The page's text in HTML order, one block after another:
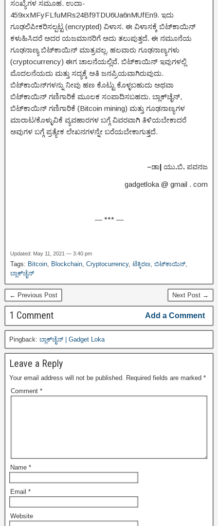
ಸಂಖ್ಯೆಗಳ ಸಮೂಹ. ಉದಾ-
459xxMFyFLfuMRs24Bf9TDU6Ua6nMUfEn9. ಇದು
ಗೂಢಲಿಪೀಕರಿಸಲ್ಪಟ್ಟ (encrypted) ವಿಳಾಸ. ಈ ವಿಳಾಸಕ್ಕೆ ಬಿಟ್‌ಕಾಯಿನ್
ಕಳುಹಿಸಿದರೆ ಅದರ ಯಜಮಾನರಿಗೆ ಅದು ತಲುಪುತ್ತದೆ. ಈ ನಮೂನೆಯ
ಗೂಢನಾಣ್ಯ ಬಿಟ್‌ಕಾಯಿನ್ ಮಾತ್ರವಲ್ಲ. ಹಲವಾರು ಗೂಢನಾಣ್ಯಗಳು
(cryptocurrency) ಈಗ ಚಾಲನೆಯಲ್ಲಿವೆ. ಬಿಟ್‌ಕಾಯಿನ್ ಇವುಗಳಲ್ಲಿ
ಮೊದಲನೆಯದು ಮತ್ತು ಸದ್ಯಕ್ಕೆ ಅತಿ ಜನಪ್ರಿಯವಾಗಿರುವುದು.
ಬಿಟ್‌ಕಾಯಿನ್‌ಗಳನ್ನು ನೀವು ಹಣ ಕೊಟ್ಟು ಕೊಳ್ಳಬಹುದು ಅಥವಾ
ಬಿಟ್‌ಕಾಯಿನ್ ಗಣಿಗಾರಿಕೆ ಮೂಲಕ ಸಂಪಾದಿಸಬಹದು. ಬ್ಲಾಕ್‌ಚೈನ್,
ಬಿಟ್‌ಕಾಯಿನ್ ಗಣಿಗಾರಿಕೆ (Bitcoin mining) ಮತ್ತು ಗೂಢನಾಣ್ಯಗಳ
ಮಾರಾಟ/ಕೊಳ್ಳುವಿಕೆ ವ್ಯವಹಾರಗಳ ಬಗ್ಗೆ ವಿವರವಾಗಿ ತಿಳಿಯಬೇಕಾದರೆ
ಅವುಗಳ ಬಗ್ಗೆ ಪ್ರತ್ಯೇಕ ಲೇಖನಗಳನ್ನೇ ಬರೆಯಬೇಕಾಗುತ್ತದೆ.
–ಡಾ| ಯು.ಬಿ. ಪವನಜ
gadgetloka @ gmail . com
— *** —
Updated: May 11, 2021 — 3:40 pm
Tags: Bitcoin, Blockchain, Cryptocurrency, ಟೆಕ್ಕಿರಣ, ಬಿಟ್‌ಕಾಯಿನ್,
ಬ್ಲಾಕ್‌ಚೈನ್
← Previous Post Next Post →
1 Comment Add a Comment
Pingback: ಬ್ಲಾಕ್‌ಚೈನ್‌ | Gadget Loka
Leave a Reply
Your email address will not be published. Required fields are marked *
Comment *
Name *
Email *
Website